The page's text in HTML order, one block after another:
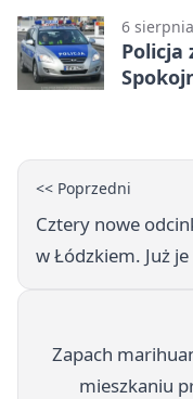
6
Policja
<< Poprzedni
Cztery nowe
w Łódzkiem. Już
Zapach
mieszkaniu